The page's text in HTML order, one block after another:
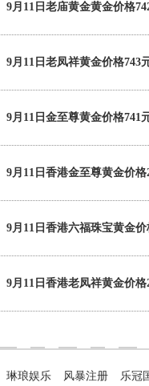
9月11日老庙黄金黄金价格
9月11日老凤祥黄金价格743
9月11日金至尊黄金价格741
9月11日香港金至尊黄金价格
9月11日香港六福珠宝黄金价
9月11日香港老凤祥黄金价格
琳琅娱乐 风暴注册 乐冠